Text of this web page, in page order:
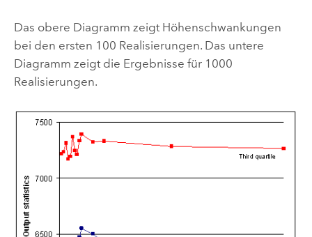
Das obere Diagramm zeigt Höhenschwankungen
bei den ersten 100 Realisierungen. Das untere
Diagramm zeigt die Ergebnisse für 1000
Realisierungen.